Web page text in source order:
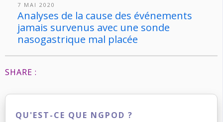
7 MAI 2020
Analyses de la cause des événements
jamais survenus avec une sonde
nasogastrique mal placée
SHARE :
QU'EST-CE QUE NGPOD ?